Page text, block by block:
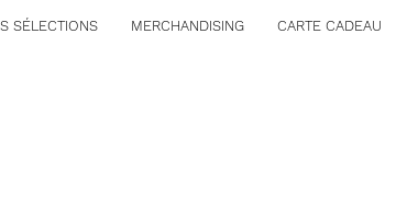
SÉLECTIONS MERCHANDISING CARTE CADEAU